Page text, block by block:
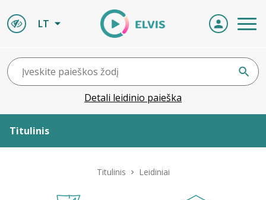
LT
Detali leidinio paieška
Titulinis
Titulinis Leidiniai